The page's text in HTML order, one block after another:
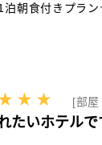
泊朝食付きプラ
[部
たいホテル